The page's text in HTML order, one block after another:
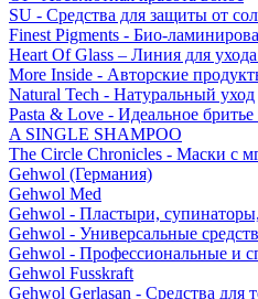
SU - Средства для защиты от
Finest Pigments - Био-
Heart Of Glass – Линия для
More Inside - Авторские
Natural Tech - Натуральный уход
Pasta & Love - Идеальное бритье
A SINGLE SHAMPOO
The Circle Chronicles - Маски с
Gehwol (Германия)
Gehwol Med
Gehwol - Пластыри,
Gehwol - Универсальные
Gehwol - Профессиональные и
Gehwol Fusskraft
Gehwol Gerlasan - Средства для